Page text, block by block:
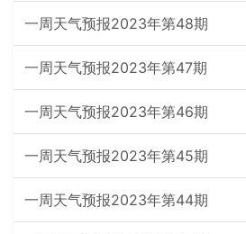
一周天气预报2023年第48期
一周天气预报2023年第47期
一周天气预报2023年第46期
一周天气预报2023年第45期
一周天气预报2023年第44期